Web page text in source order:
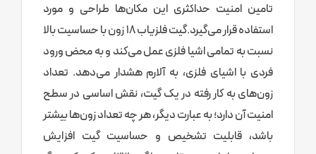
تامین امنیت حداکثری این مکان‌ها طراحی و مورد
استفاده قرار می‌گیرد.گیت فلزیاب 18 زون با حساسیت بالا
نسبت به تمامی اشیا فلزی عمل می‌کند و به محض ورود
فردی با اشیای فلزی، به آلارم هشدار می‌دهد. تعداد
زون‌های به کار رفته در یک گیت، نقش اساسی در سطح
امنیت آن دارد؛ به عبارت دیگر، هر چه تعداد زون‌ها بیشتر
باشد، قابلیت تشخیص و حساسیت گیت افزایش